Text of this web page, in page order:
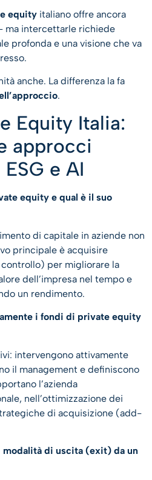
equity italiano offre ancora
ma intercettarle richiede
profonda e una visione che va
anche. La differenza la fa
.
Equity Italia:
approcci
e AI
equity e qual è il suo
di capitale in aziende non
principale è acquisire
per migliorare la
dell’impresa nel tempo e
un rendimento.
i fondi di private equity
intervengono attivamente
il management e definiscono
l’azienda
nell’ottimizzazione dei
di acquisizione (add-
di uscita (exit) da un